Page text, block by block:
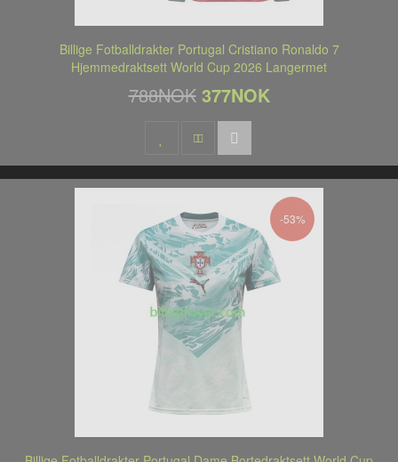
Billige Fotballdrakter Portugal Cristiano Ronaldo 7
Hjemmedraktsett World Cup 2026 Langermet
788NOK 377NOK
-53%